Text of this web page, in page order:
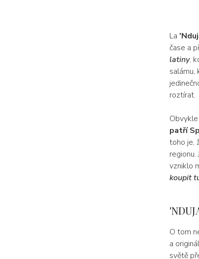
La
čase a
latiny,
salámu,
roztírat.
patří
toho je,
vzniklo
koupit
O tom
a
světě